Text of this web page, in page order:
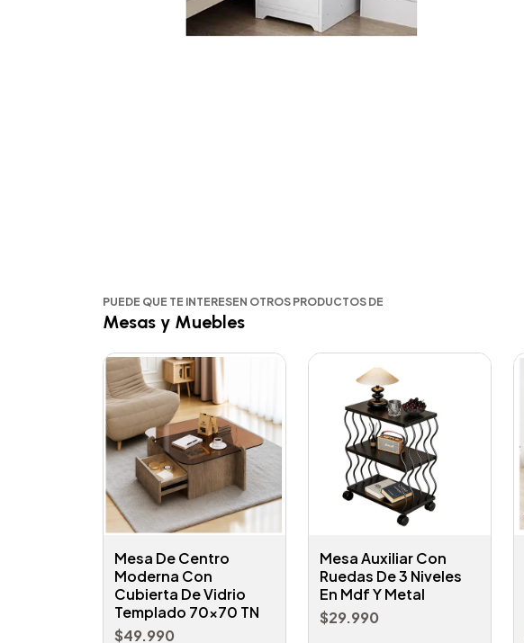
PUEDE QUE TE INTERESEN OTROS PRODUCTOS DE
Mesas y Muebles
Mesa De Centro
Moderna Con
Cubierta De Vidrio
Templado 70x70 TN
$49.990
Mesa Auxiliar Con
Ruedas De 3 Niveles
En Mdf Y Metal
$29.990